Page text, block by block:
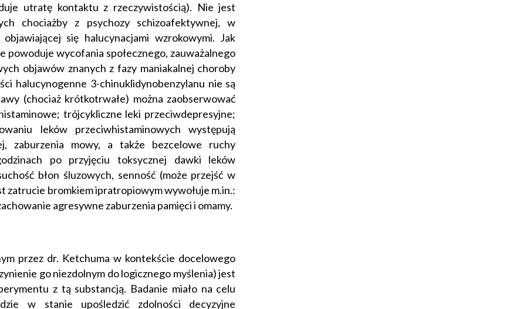
utratę kontaktu z rzeczywistością). Nie jest
chociażby z psychozy schizoafektywnej, w
się halucynacjami wzrokowymi. Jak
wycofania społecznego, zauważalnego
objawów znanych z fazy maniakalnej choroby
halucynogenne 3-chinuklidynobenzylanu nie są
(chociaż krótkotrwałe) można zaobserwować
trójcykliczne leki przeciwdepresyjne;
leków przeciwhistaminowych występują
zaburzenia mowy, a także bezcelowe ruchy
po przyjęciu toksycznej dawki leków
błon śluzowych, senność (może przejść w
zatrucie bromkiem ipratropiowym wywołuje m.in.:
agresywne zaburzenia pamięci i omamy.
przez dr. Ketchuma w kontekście docelowego
go niezdolnym do logicznego myślenia) jest
z tą substancją. Badanie miało na celu
w stanie upośledzić zdolności decyzyjne